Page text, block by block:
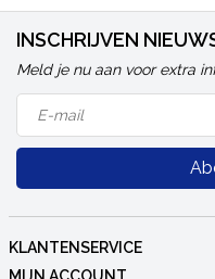
INSCHRIJVEN
Meld je nu aan voor extra
KLANTENSERVICE